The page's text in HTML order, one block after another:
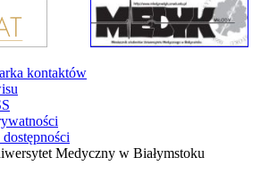
kontaktów
Medyczny w Białymstoku